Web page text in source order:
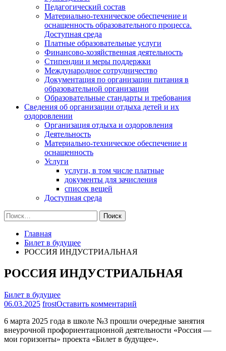
Педагогический состав
Материально-техническое обеспечение и
оснащенность образовательного процесса.
Доступная среда
Платные образовательные услуги
Финансово-хозяйственная деятельность
Стипендии и меры поддержки
Международное сотрудничество
Документация по организации питания в
образовательной организации
Образовательные стандарты и требования
Сведения об организации отдыха детей и их
оздоровлении
Организация отдыха и оздоровления
Деятельность
Материально-техническое обеспечение и
оснащенность
Услуги
услуги, в том числе платные
документы для зачисления
список вещей
Доступная среда
Найти:
Главная
Билет в будущее
РОССИЯ ИНДУСТРИАЛЬНАЯ
РОССИЯ ИНДУСТРИАЛЬНАЯ
Билет в будущее
06.03.2025 frostОставить комментарий
ИНДУСТРИАЛЬНАЯ
6 марта 2025 года в школе №3 прошли очередные занятия
внеурочной профориентационной деятельности «Россия —
мои горизонты» проекта «Билет в будущее».